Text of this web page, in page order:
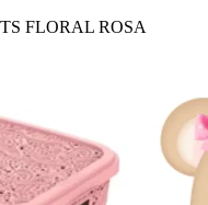
FLORAL ROSA